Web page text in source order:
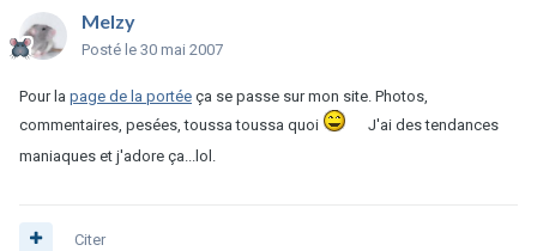
Melzy
Posté le 30 mai 2007
Pour la page de la portée ça se passe sur mon site. Photos,
commentaires, pesées, toussa toussa quoi
J'ai des tendances
maniaques et j'adore ça...lol.
Citer